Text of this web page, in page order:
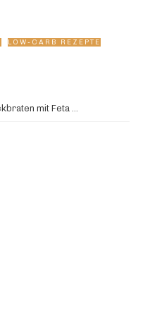
LOW-CARB REZEPTE
Low-Carb Hackbraten mit Feta und buntem Paprikagemüse😍